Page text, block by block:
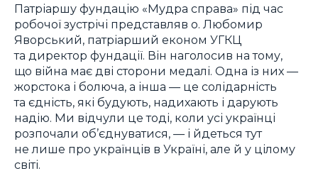
Патріаршу фундацію «Мудра справа» під час
робочої зустрічі представляв о. Любомир
Яворський, патріарший економ УГКЦ
та директор фундації. Він наголосив на тому,
що війна має дві сторони медалі. Одна із них —
жорстока і болюча, а інша — це солідарність
та єдність, які будують, надихають і дарують
надію. Ми відчули це тоді, коли усі українці
розпочали об’єднуватися, — і йдеться тут
не лише про українців в Україні, але й у цілому
світі.